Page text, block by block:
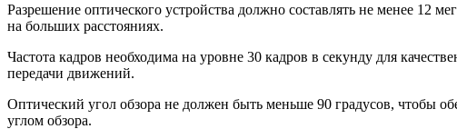
Разрешение оптического устройства должно составлять не менее 12
на больших расстояниях.
Частота кадров необходима на уровне 30 кадров в секунду для
передачи движений.
Оптический угол обзора не должен быть меньше 90 градусов, чтобы
углом обзора.